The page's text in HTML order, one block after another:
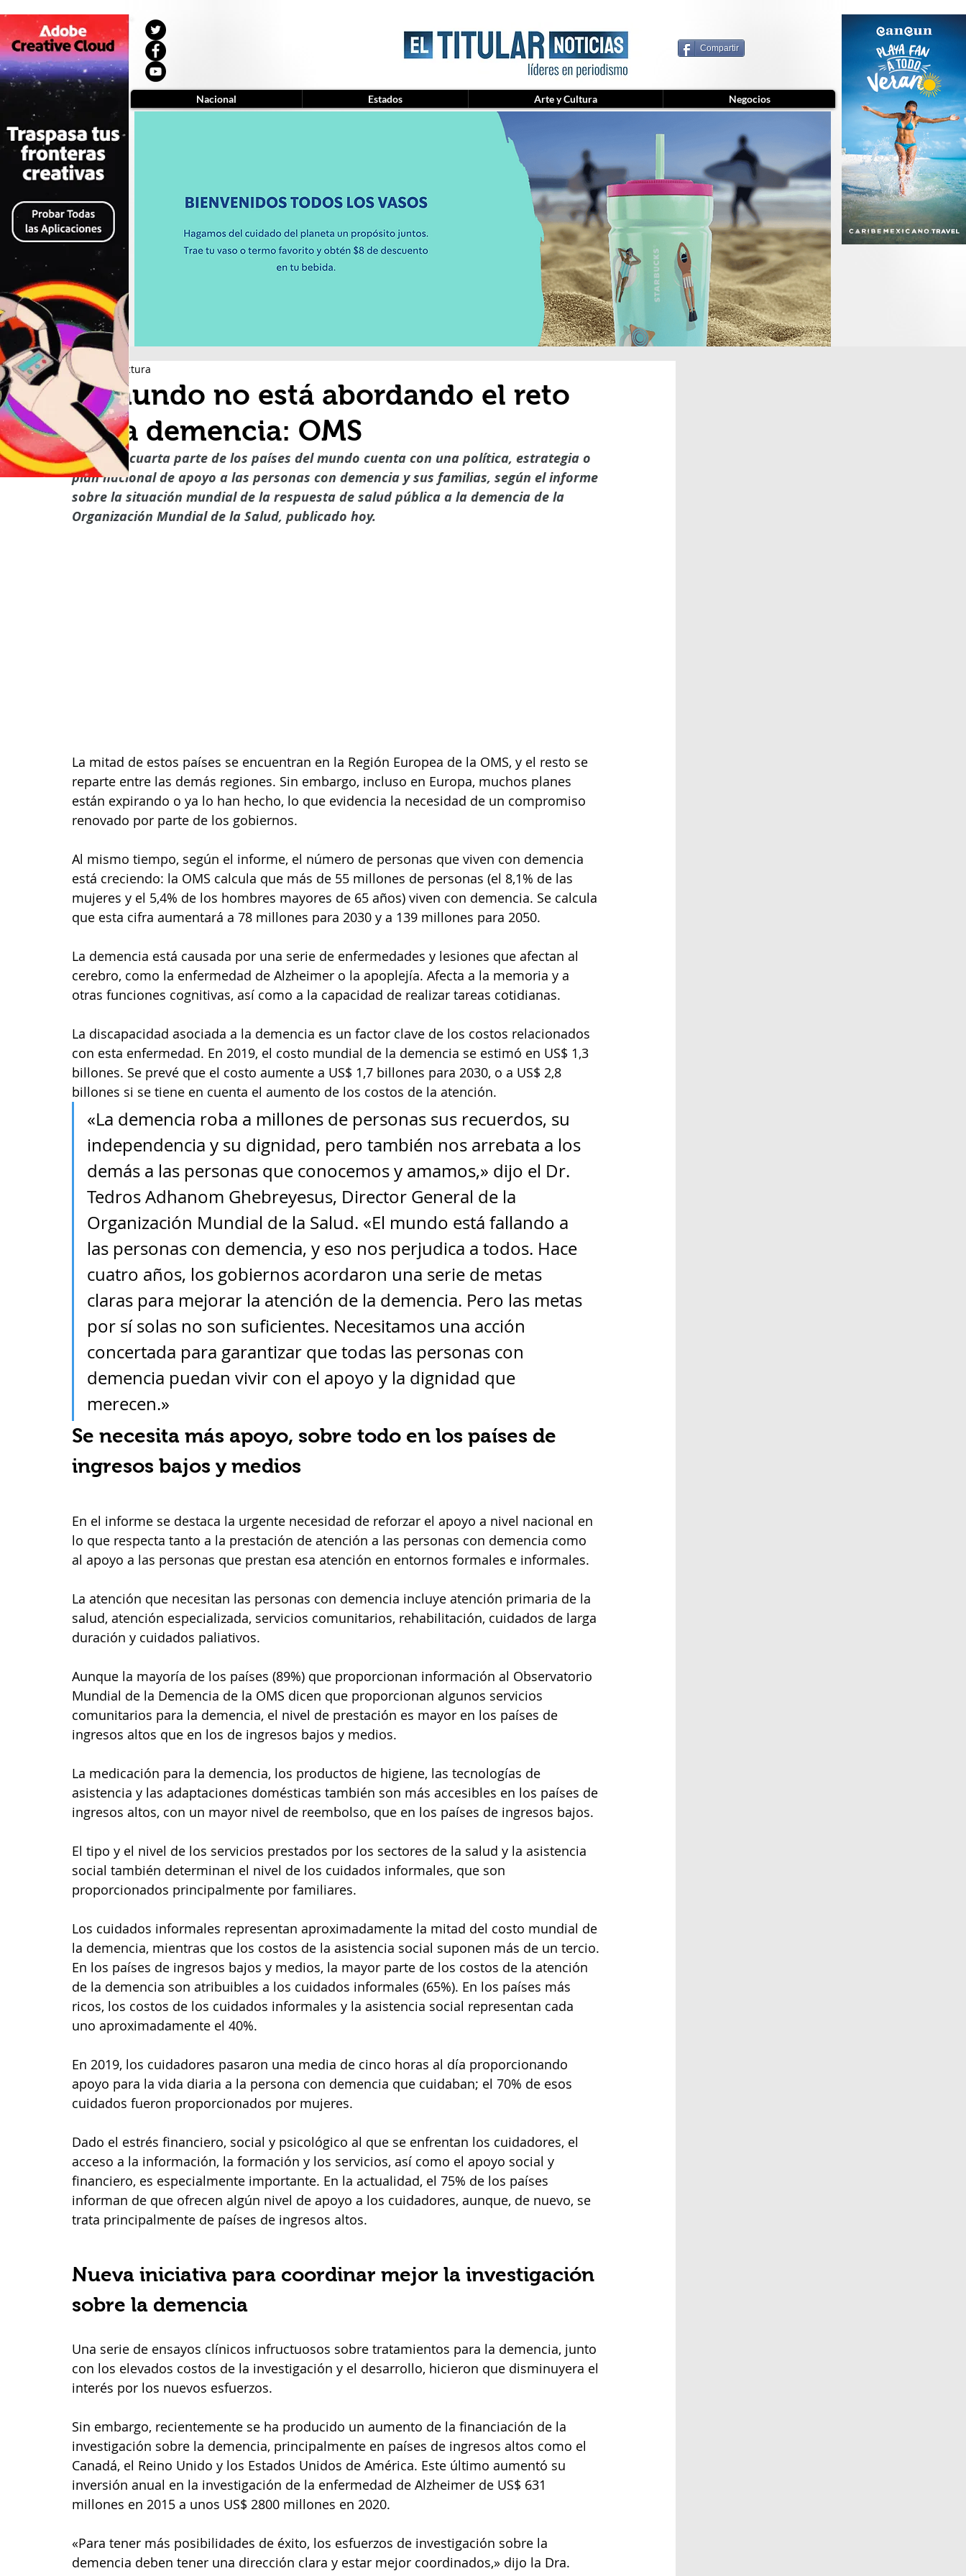
Compartir
El mundo no está abordando el reto
de la demencia: OMS
4 min de lectura
Solo una cuarta parte de los países del mundo cuenta con una política, estrategia o
plan nacional de apoyo a las personas con demencia y sus familias, según el informe
sobre la situación mundial de la respuesta de salud pública a la demencia de la
Organización Mundial de la Salud, publicado hoy.
La mitad de estos países se encuentran en la Región Europea de la OMS, y el resto se
reparte entre las demás regiones. Sin embargo, incluso en Europa, muchos planes
están expirando o ya lo han hecho, lo que evidencia la necesidad de un compromiso
renovado por parte de los gobiernos.
Al mismo tiempo, según el informe, el número de personas que viven con demencia
está creciendo: la OMS calcula que más de 55 millones de personas (el 8,1% de las
mujeres y el 5,4% de los hombres mayores de 65 años) viven con demencia. Se calcula
que esta cifra aumentará a 78 millones para 2030 y a 139 millones para 2050.
La demencia está causada por una serie de enfermedades y lesiones que afectan al
cerebro, como la enfermedad de Alzheimer o la apoplejía. Afecta a la memoria y a
otras funciones cognitivas, así como a la capacidad de realizar tareas cotidianas.
La discapacidad asociada a la demencia es un factor clave de los costos relacionados
con esta enfermedad. En 2019, el costo mundial de la demencia se estimó en US$ 1,3
billones. Se prevé que el costo aumente a US$ 1,7 billones para 2030, o a US$ 2,8
billones si se tiene en cuenta el aumento de los costos de la atención.
«La demencia roba a millones de personas sus recuerdos, su
independencia y su dignidad, pero también nos arrebata a los
demás a las personas que conocemos y amamos,» dijo el Dr.
Tedros Adhanom Ghebreyesus, Director General de la
Organización Mundial de la Salud. «El mundo está fallando a
las personas con demencia, y eso nos perjudica a todos. Hace
cuatro años, los gobiernos acordaron una serie de metas
claras para mejorar la atención de la demencia. Pero las metas
por sí solas no son suficientes. Necesitamos una acción
concertada para garantizar que todas las personas con
demencia puedan vivir con el apoyo y la dignidad que
merecen.»
Se necesita más apoyo, sobre todo en los países de
ingresos bajos y medios
En el informe se destaca la urgente necesidad de reforzar el apoyo a nivel nacional en
lo que respecta tanto a la prestación de atención a las personas con demencia como
al apoyo a las personas que prestan esa atención en entornos formales e informales.
La atención que necesitan las personas con demencia incluye atención primaria de la
salud, atención especializada, servicios comunitarios, rehabilitación, cuidados de larga
duración y cuidados paliativos.
Aunque la mayoría de los países (89%) que proporcionan información al Observatorio
Mundial de la Demencia de la OMS dicen que proporcionan algunos servicios
comunitarios para la demencia, el nivel de prestación es mayor en los países de
ingresos altos que en los de ingresos bajos y medios.
La medicación para la demencia, los productos de higiene, las tecnologías de
asistencia y las adaptaciones domésticas también son más accesibles en los países de
ingresos altos, con un mayor nivel de reembolso, que en los países de ingresos bajos.
El tipo y el nivel de los servicios prestados por los sectores de la salud y la asistencia
social también determinan el nivel de los cuidados informales, que son
proporcionados principalmente por familiares.
Los cuidados informales representan aproximadamente la mitad del costo mundial de
la demencia, mientras que los costos de la asistencia social suponen más de un tercio.
En los países de ingresos bajos y medios, la mayor parte de los costos de la atención
de la demencia son atribuibles a los cuidados informales (65%). En los países más
ricos, los costos de los cuidados informales y la asistencia social representan cada
uno aproximadamente el 40%.
En 2019, los cuidadores pasaron una media de cinco horas al día proporcionando
apoyo para la vida diaria a la persona con demencia que cuidaban; el 70% de esos
cuidados fueron proporcionados por mujeres.
Dado el estrés financiero, social y psicológico al que se enfrentan los cuidadores, el
acceso a la información, la formación y los servicios, así como el apoyo social y
financiero, es especialmente importante. En la actualidad, el 75% de los países
informan de que ofrecen algún nivel de apoyo a los cuidadores, aunque, de nuevo, se
trata principalmente de países de ingresos altos.
Nueva iniciativa para coordinar mejor la investigación
sobre la demencia
Una serie de ensayos clínicos infructuosos sobre tratamientos para la demencia, junto
con los elevados costos de la investigación y el desarrollo, hicieron que disminuyera el
interés por los nuevos esfuerzos.
Sin embargo, recientemente se ha producido un aumento de la financiación de la
investigación sobre la demencia, principalmente en países de ingresos altos como el
Canadá, el Reino Unido y los Estados Unidos de América. Este último aumentó su
inversión anual en la investigación de la enfermedad de Alzheimer de US$ 631
millones en 2015 a unos US$ 2800 millones en 2020.
«Para tener más posibilidades de éxito, los esfuerzos de investigación sobre la
demencia deben tener una dirección clara y estar mejor coordinados,» dijo la Dra.
Nacional Estados Arte y Cultura Negocios